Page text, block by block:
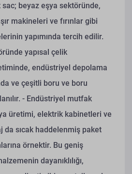
beyaz eşya sektöründe,
makineleri ve fırınlar gibi
yapımında tercih edilir.
yapısal çelik
endüstriyel depolama
ve çeşitli boru ve boru
- Endüstriyel mutfak
üretimi, elektrik kabinetleri ve
da sıcak haddelenmiş paket
örnektir. Bu geniş
dayanıklılığı,